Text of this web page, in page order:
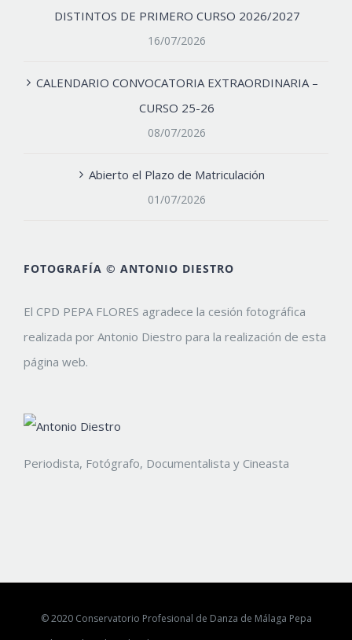
DISTINTOS DE PRIMERO CURSO 2026/2027
16/07/2026
CALENDARIO CONVOCATORIA EXTRAORDINARIA –
CURSO 25-26
08/07/2026
Abierto el Plazo de Matriculación
01/07/2026
FOTOGRAFÍA © ANTONIO DIESTRO
El CPD PEPA FLORES agradece la cesión fotográfica
realizada por Antonio Diestro para la realización de esta
página web.
Periodista, Fotógrafo, Documentalista y Cineasta
© 2020 Conservatorio Profesional de Danza de Málaga Pepa